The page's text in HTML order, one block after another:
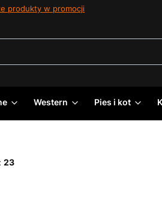
produkty w promocji
Western Pies i kot
23